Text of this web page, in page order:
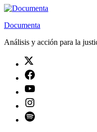
Saltar
contenido
Documenta
Análisis y acción para la